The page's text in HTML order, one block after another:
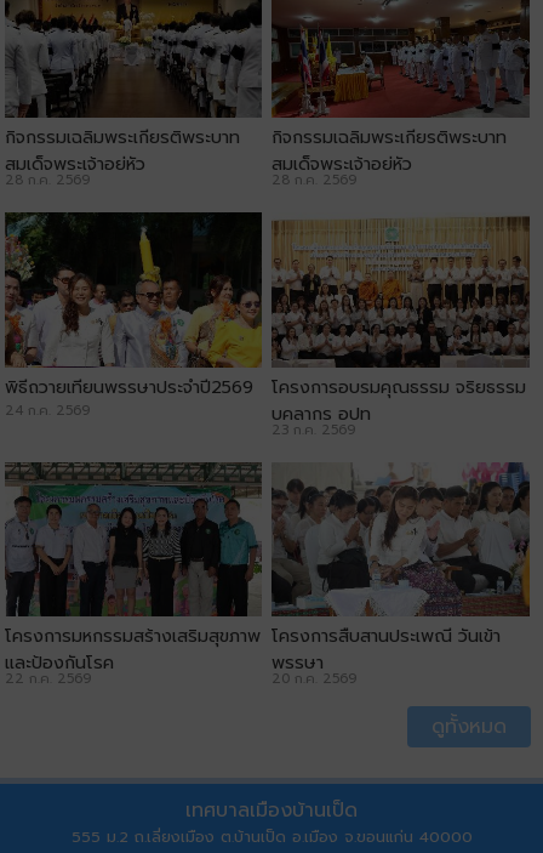
กิจกรรมเฉลิมพระเกียรติพระบาท
สมเด็จพระเจ้าอยู่หัว
28 ก.ค. 2569
กิจกรรมเฉลิมพระเกียรติพระบาท
สมเด็จพระเจ้าอยู่หัว
28 ก.ค. 2569
พิธีถวายเทียนพรรษาประจำปี2569
24 ก.ค. 2569
โครงการอบรมคุณธรรม จริยธรรม
บุคลากร อปท
23 ก.ค. 2569
โครงการมหกรรมสร้างเสริมสุขภาพ
และป้องกันโรค
22 ก.ค. 2569
โครงการสืบสานประเพณี วันเข้า
พรรษา
20 ก.ค. 2569
ดูทั้งหมด
เทศบาลเมืองบ้านเป็ด
555 ม.2 ถ.เลี่ยงเมือง ต.บ้านเป็ด อ.เมือง จ.ขอนแก่น 40000